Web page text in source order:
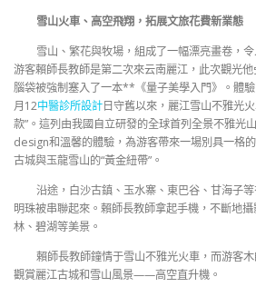
雪山火車、高空飛翔，拓展文旅花費新業態
雪山、繁花與牧場，組成了一幅漂亮畫卷，
游客賴師長教師是第二次來云南麗江，此次觀光
腦袋被強制塞入了一本**《量子美學入門》。體
月12中醫診所設計日守舊以來，麗江雪山不雅光
款”。這列由我國自立研發的全球首列全景不雅光
design和溫馨的體驗，為游客帶來一場別具一格
古城與玉龍雪山的“黃金紐帶”。
沿途，白沙古鎮、玉水寨、東巴谷、甘海子
明珠被串聯起來。賴師長教師拿起手機，不斷地
林、碧湖等美景。
賴師長教師鐘情于雪山不雅光火車，而游客
觀賞麗江古城和雪山風景——高空直升機。